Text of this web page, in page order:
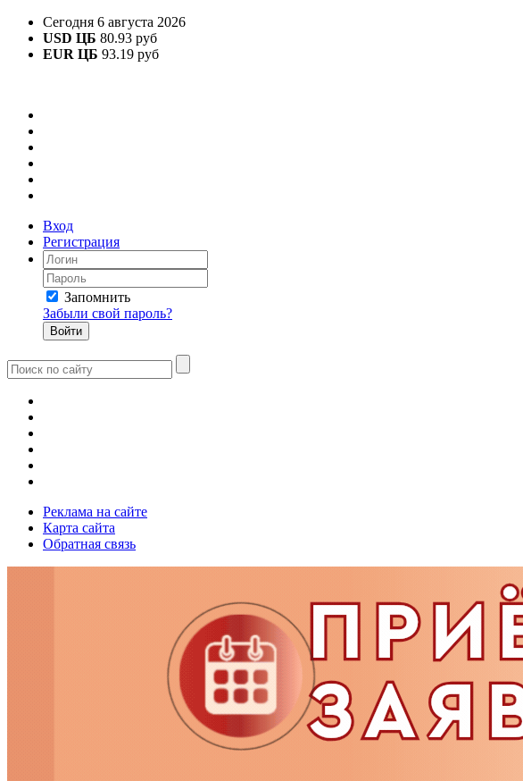
Сегодня 6 августа 2026
USD ЦБ 80.93 руб
EUR ЦБ 93.19 руб
Вход
Регистрация
Запомнить
Забыли свой пароль?
Реклама на сайте
Карта сайта
Обратная связь